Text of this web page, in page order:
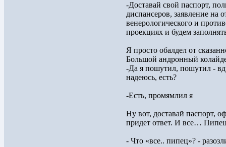
-Доставай свой паспорт,
диспансеров, заявление
венерологического и
проекциях и будем
Я просто обалдел от
Большой андронный
-Да я пошутил, пошутил -
надеюсь, есть?
-Есть, промямлил я
Ну вот, доставай паспорт,
придет ответ. И все…
- Что «все.. пипец»? -